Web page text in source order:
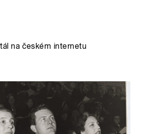
na českém internetu